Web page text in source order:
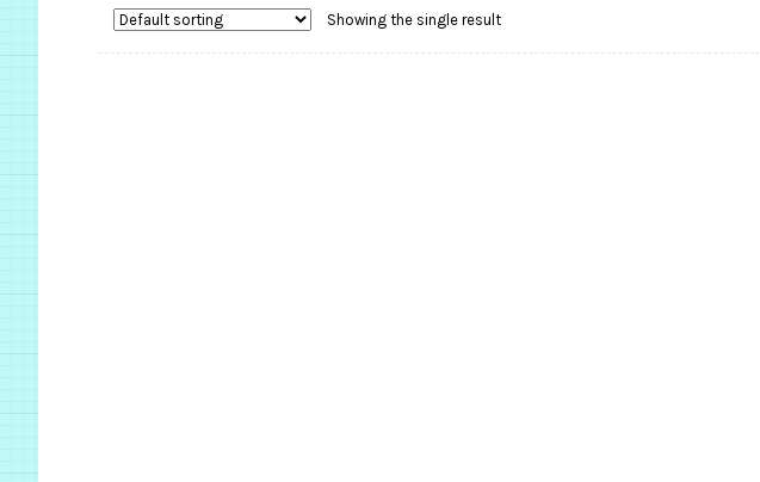
Showing the single result